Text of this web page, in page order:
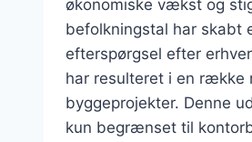
økonomiske vækst og
befolkningstal har skabt
efterspørgsel efter
har resulteret i en række
byggeprojekter. Denne
kun begrænset til